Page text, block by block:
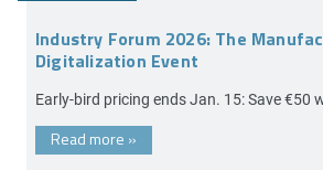
Industry Forum 2026: The
Digitalization Event
Early-bird pricing ends Jan. 15: Save €50
Read more »